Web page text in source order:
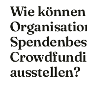
Wie
ausstellen?